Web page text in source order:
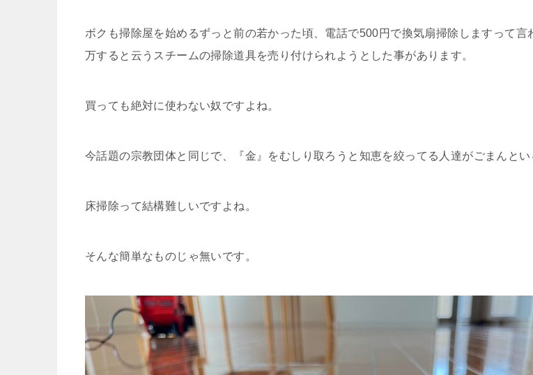
ボクも掃除屋を始めるずっと前の若かった頃、電話で500円で換気扇掃除しますって言
万すると云うスチームの掃除道具を売り付けられようとした事があります。
買っても絶対に使わない奴ですよね。
今話題の宗教団体と同じで、『金』をむしり取ろうと知恵を絞ってる人達がごまんとい
床掃除って結構難しいですよね。
そんな簡単なものじゃ無いです。